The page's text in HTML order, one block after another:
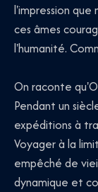
l'impression que
ces âmes
l'humanité.
On raconte
Pendant un
expéditions à
Voyager à la
empêché de
dynamique et